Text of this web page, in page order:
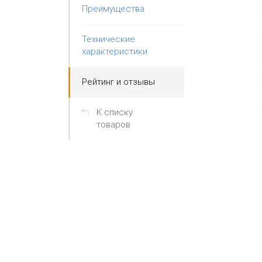
Преимущества
Технические
характеристики
Рейтинг и отзывы
К списку
товаров